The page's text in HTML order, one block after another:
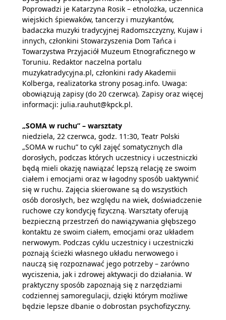
Poprowadzi je Katarzyna Rosik – etnolożka, uczennica
wiejskich śpiewaków, tancerzy i muzykantów,
badaczka muzyki tradycyjnej Radomszczyzny, Kujaw i
innych, członkini Stowarzyszenia Dom Tańca i
Towarzystwa Przyjaciół Muzeum Etnograficznego w
Toruniu. Redaktor naczelna portalu
muzykatradycyjna.pl, członkini rady Akademii
Kolberga, realizatorka strony posag.info. Uwaga:
obowiązują zapisy (do 20 czerwca). Zapisy oraz więcej
informacji: julia.rauhut@kpck.pl.
„SOMA w ruchu” – warsztaty
niedziela, 22 czerwca, godz. 11:30, Teatr Polski
„SOMA w ruchu” to cykl zajęć somatycznych dla
dorosłych, podczas których uczestnicy i uczestniczki
będą mieli okazję nawiązać lepszą relację ze swoim
ciałem i emocjami oraz w łagodny sposób uaktywnić
się w ruchu. Zajęcia skierowane są do wszystkich
osób dorosłych, bez względu na wiek, doświadczenie
ruchowe czy kondycję fizyczną. Warsztaty oferują
bezpieczną przestrzeń do nawiązywania głębszego
kontaktu ze swoim ciałem, emocjami oraz układem
nerwowym. Podczas cyklu uczestnicy i uczestniczki
poznają ścieżki własnego układu nerwowego i
nauczą się rozpoznawać jego potrzeby – zarówno
wyciszenia, jak i zdrowej aktywacji do działania. W
praktyczny sposób zapoznają się z narzędziami
codziennej samoregulacji, dzięki którym możliwe
będzie lepsze dbanie o dobrostan psychofizyczny.